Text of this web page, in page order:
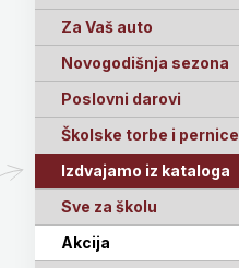
Za Vaš auto
Novogodišnja sezona
Poslovni darovi
Školske torbe i pernice
Izdvajamo iz kataloga
Sve za školu
Akcija